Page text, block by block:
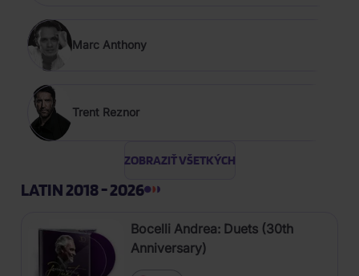
Marc Anthony
Trent Reznor
ZOBRAZIŤ VŠETKÝCH
LATIN 2018 - 2026
Bocelli Andrea: Duets (30th
Anniversary)